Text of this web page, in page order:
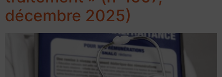
décembre 2025)